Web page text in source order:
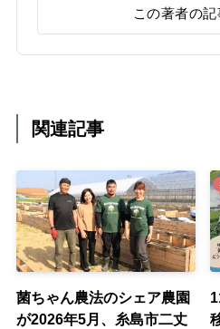
この著者の
関連記事
菌ちゃん農法のシェア農園
が2026年5月、糸島市二丈